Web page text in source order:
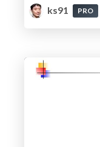
ks91
PRO